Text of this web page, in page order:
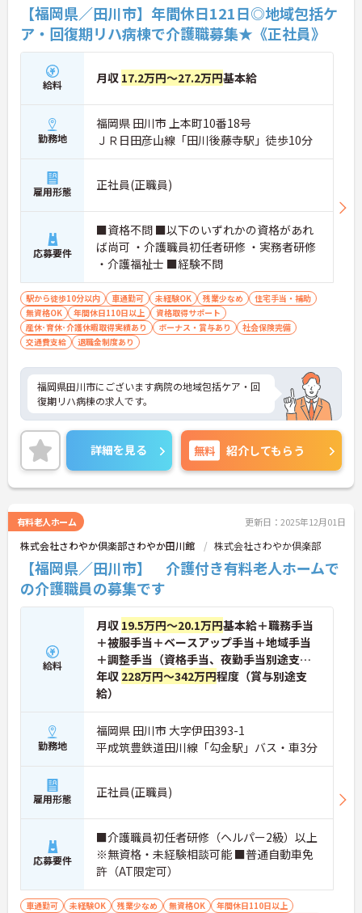
【福岡県／田川市】年間休日121日◎地域包括ケ
ア・回復期リハ病棟で介護職募集★《正社員》
給料 月収 17.2万円～27.2万円基本給
勤務地
福岡県 田川市 上本町10番18号
ＪＲ日田彦山線「田川後藤寺駅」徒歩10分
雇用形態 正社員(正職員)
応募要件
■資格不問 ■以下のいずれかの資格があれ
ば尚可 ・介護職員初任者研修 ・実務者研修
・介護福祉士 ■経験不問
駅から徒歩10分以内 車通勤可 未経験OK 残業少なめ
住宅手当・補助
無資格OK
年間休日110日以上
資格取得サポート
産休･育休･介護休暇取得実績あり
ボーナス・賞与あり
社会保険完備
交通費支給
退職金制度あり
福岡県田川市にございます病院の地域包括ケア・回
復期リハ病棟の求人です。
詳細を見る 無料 紹介してもらう
有料老人ホーム 更新日：2025年12月01日
株式会社さわやか倶楽部さわやか田川館 株式会社さわやか倶楽部
【福岡県／田川市】 介護付き有料老人ホームで
の介護職員の募集です
給料
月収 19.5万円～20.1万円基本給＋職務手当
＋被服手当＋ベースアップ手当＋地域手当
＋調整手当（資格手当、夜勤手当別途支
給）
年収 228万円～342万円程度（賞与別途支
給）
勤務地
福岡県 田川市 大字伊田393-1
平成筑豊鉄道田川線「勾金駅」バス・車3分
雇用形態 正社員(正職員)
応募要件
■介護職員初任者研修（ヘルパー2級）以上
※無資格・未経験相談可能 ■普通自動車免
許（AT限定可）
車通勤可 未経験OK 残業少なめ 無資格OK
年間休日110日以上